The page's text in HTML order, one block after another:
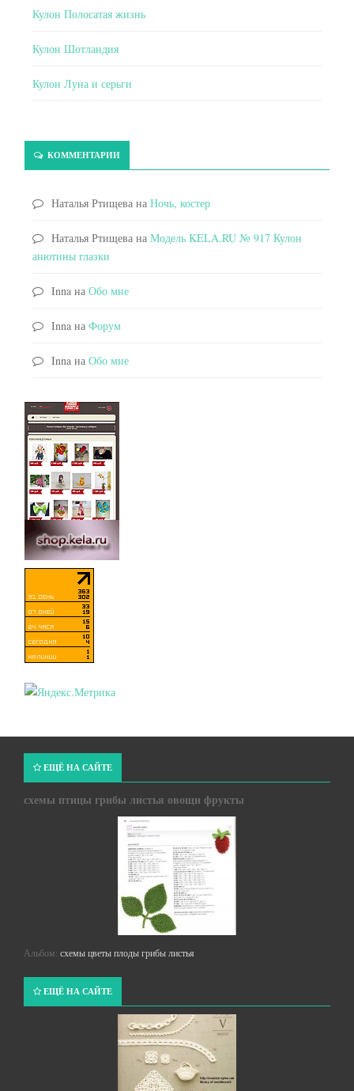
Кулон Полосатая жизнь
Кулон Шотландия
Кулон Луна и серьги
КОММЕНТАРИИ
Наталья Ртищева на Ночь, костер
Наталья Ртищева на Модель KELA.RU № 917 Кулон
анютины глазки
Inna на Обо мне
Inna на Форум
Inna на Обо мне
ЕЩЁ НА САЙТЕ
схемы птицы грибы листья овощи фрукты
Альбом: схемы цветы плоды грибы листья
ЕЩЁ НА САЙТЕ